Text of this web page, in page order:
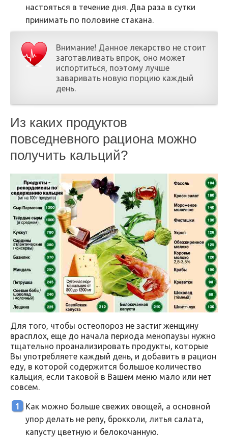
настояться в течение дня. Два раза в сутки
принимать по половине стакана.
Внимание! Данное лекарство не стоит
заготавливать впрок, оно может
испортиться, поэтому лучше
заваривать новую порцию каждый
день.
Из каких продуктов
повседневного рациона можно
получить кальций?
Для того, чтобы остеопороз не застиг женщину
врасплох, еще до начала периода менопаузы нужно
тщательно проанализировать продукты, которые
Вы употребляете каждый день, и добавить в рацион
еду, в которой содержится большое количество
кальция, если таковой в Вашем меню мало или нет
совсем.
Как можно больше свежих овощей, а основной
упор делать не репу, брокколи, литья салата,
капусту цветную и белокочанную.